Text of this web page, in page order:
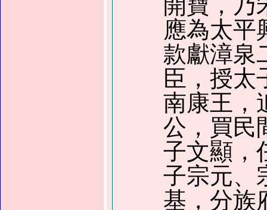
開寶，乃
應為太平
款獻漳泉
臣，授太
南康王，
公，買民
子文顯，
子宗元、
基，分族